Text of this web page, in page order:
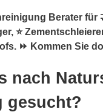
Berater für
⭐
⏩ Kommen Sie
nach
gesucht?